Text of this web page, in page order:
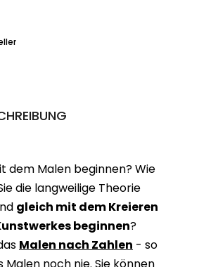
dem Malen beginnen? Wie
die langweilige Theorie
gleich mit dem Kreieren
beginnen?
Malen nach Zahlen - so